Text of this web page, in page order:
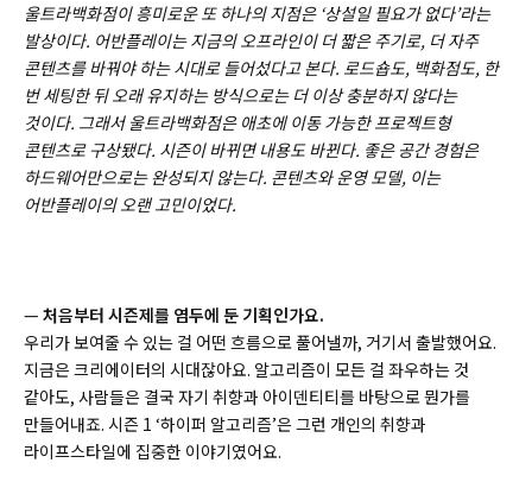
울트라백화점이 흥미로운 또 하나의 지점은 ‘상설일 필요가 없다’라는
발상이다. 어반플레이는 지금의 오프라인이 더 짧은 주기로, 더 자주
콘텐츠를 바꿔야 하는 시대로 들어섰다고 본다. 로드숍도, 백화점도, 한
번 세팅한 뒤 오래 유지하는 방식으로는 더 이상 충분하지 않다는
것이다. 그래서 울트라백화점은 애초에 이동 가능한 프로젝트형
콘텐츠로 구상됐다. 시즌이 바뀌면 내용도 바뀐다. 좋은 공간 경험은
하드웨어만으로는 완성되지 않는다. 콘텐츠와 운영 모델, 이는
어반플레이의 오랜 고민이었다.
— 처음부터 시즌제를 염두에 둔 기획인가요.
우리가 보여줄 수 있는 걸 어떤 흐름으로 풀어낼까, 거기서 출발했어요.
지금은 크리에이터의 시대잖아요. 알고리즘이 모든 걸 좌우하는 것
같아도, 사람들은 결국 자기 취향과 아이덴티티를 바탕으로 뭔가를
만들어내죠. 시즌 1 ‘하이퍼 알고리즘’은 그런 개인의 취향과
라이프스타일에 집중한 이야기였어요.